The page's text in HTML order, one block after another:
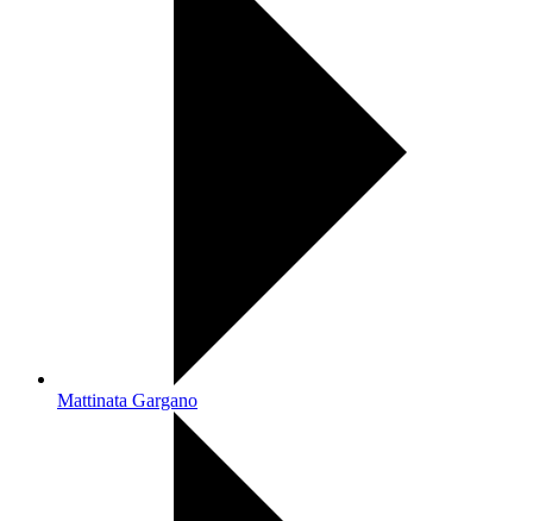
Mattinata Gargano